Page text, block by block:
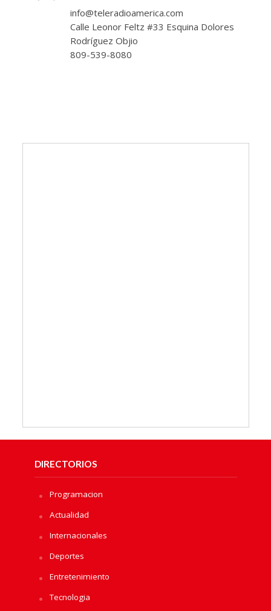
info@teleradioamerica.com
Calle Leonor Feltz #33 Esquina Dolores
Rodríguez Objio
809-539-8080
DIRECTORIOS
Programacion
Actualidad
Internacionales
Deportes
Entretenimiento
Tecnologia